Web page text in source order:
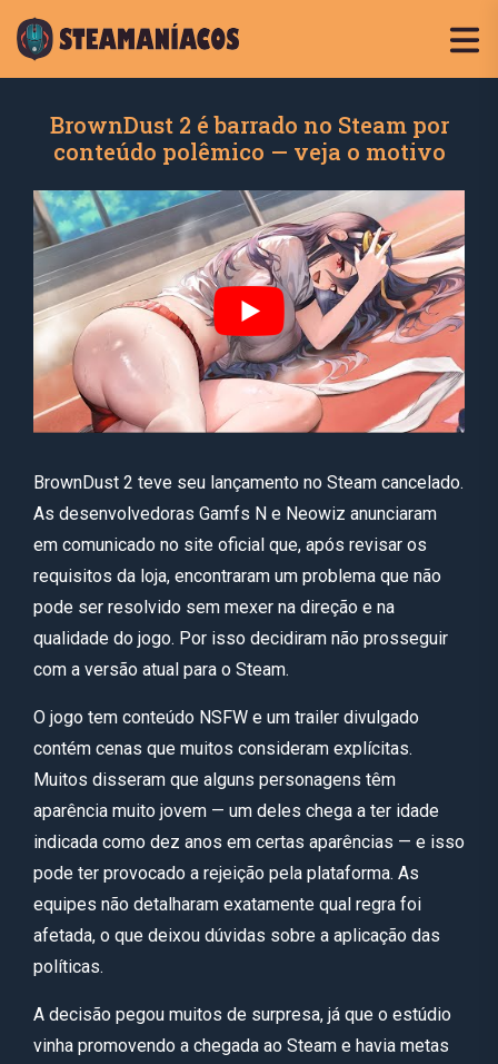
BrownDust 2 é barrado no Steam por
conteúdo polêmico — veja o motivo
BrownDust 2 teve seu lançamento no Steam cancelado.
As desenvolvedoras Gamfs N e Neowiz anunciaram
em comunicado no site oficial que, após revisar os
requisitos da loja, encontraram um problema que não
pode ser resolvido sem mexer na direção e na
qualidade do jogo. Por isso decidiram não prosseguir
com a versão atual para o Steam.
O jogo tem conteúdo NSFW e um trailer divulgado
contém cenas que muitos consideram explícitas.
Muitos disseram que alguns personagens têm
aparência muito jovem — um deles chega a ter idade
indicada como dez anos em certas aparências — e isso
pode ter provocado a rejeição pela plataforma. As
equipes não detalharam exatamente qual regra foi
afetada, o que deixou dúvidas sobre a aplicação das
políticas.
A decisão pegou muitos de surpresa, já que o estúdio
vinha promovendo a chegada ao Steam e havia metas